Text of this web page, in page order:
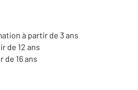
à partir de 3 ans
de 12 ans
de 16 ans